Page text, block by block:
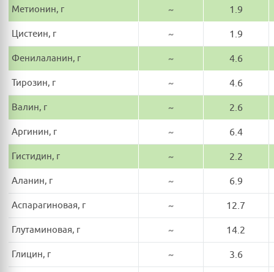
Метионин, г ~ 1.9
Цистеин, г ~ 1.9
Фенилаланин, г ~ 4.6
Тирозин, г ~ 4.6
Валин, г ~ 2.6
Аргинин, г ~ 6.4
Гистидин, г ~ 2.2
Аланин, г ~ 6.9
Аспарагиновая, г ~ 12.7
Глутаминовая, г ~ 14.2
Глицин, г ~ 3.6